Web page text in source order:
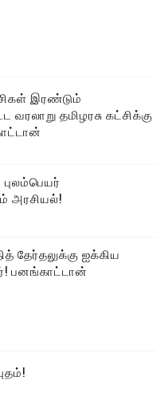
இரண்டும்
தமிழரசு கட்சிக்கு
அரசியல்!
தேர்தலுக்கு ஐக்கிய
பனங்காட்டான்